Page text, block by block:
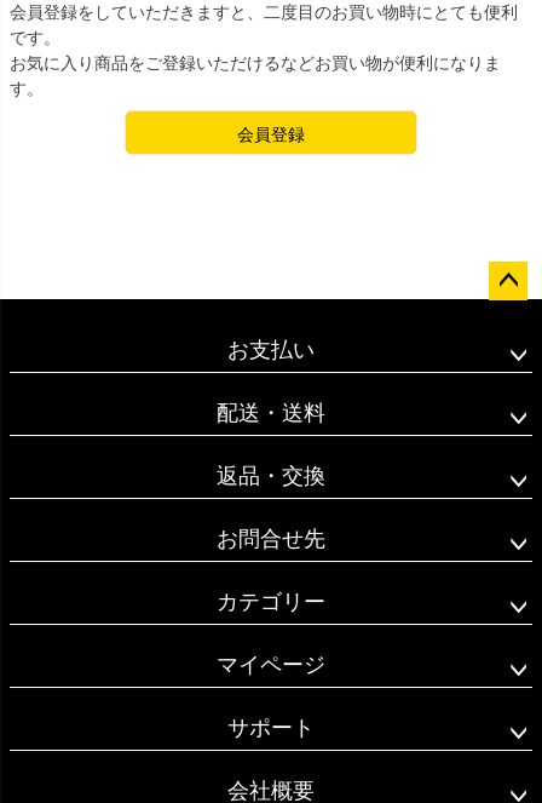
会員登録をしていただきますと、二度目のお買い物時にとても便利
です。
お気に入り商品をご登録いただけるなどお買い物が便利になりま
す。
会員登録
ップ
お支払い
配送・送料
返品・交換
お問合せ先
カテゴリー
マイページ
サポート
会社概要